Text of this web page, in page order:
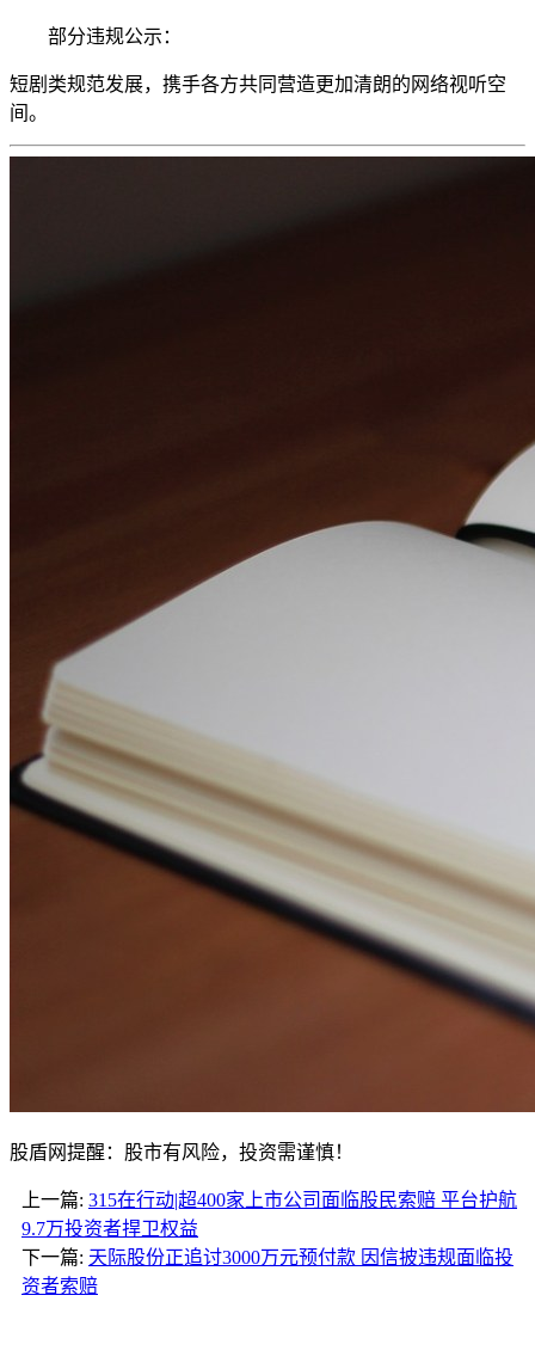
部分违规公示：
短剧类规范发展，携手各方共同营造更加清朗的网络视听空
间。
股盾网提醒：股市有风险，投资需谨慎！
上一篇: 315在行动|超400家上市公司面临股民索赔 平台护航
9.7万投资者捍卫权益
下一篇: 天际股份正追讨3000万元预付款 因信披违规面临投
资者索赔